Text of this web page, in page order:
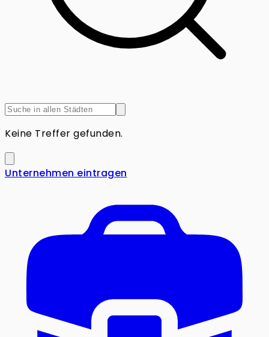
Keine Treffer gefunden.
Unternehmen eintragen